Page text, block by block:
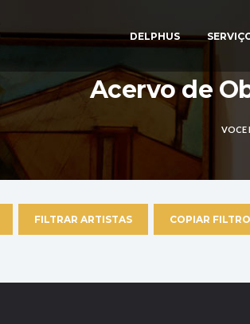
DELPHUS
Acervo de
VOCE
FILTRAR ARTISTAS COPIAR FILTRO